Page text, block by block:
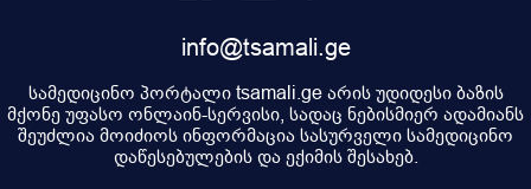
info@tsamali.ge
სამედიცინო პორტალი tsamali.ge არის უდიდესი ბაზის
მქონე უფასო ონლაინ-სერვისი, სადაც ნებისმიერ ადამიანს
შეუძლია მოიძიოს ინფორმაცია სასურველი სამედიცინო
დაწესებულების და ექიმის შესახებ.